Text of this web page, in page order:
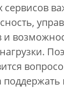
сервисов
и